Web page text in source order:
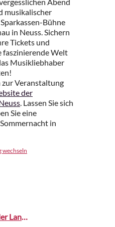
musikalischer
Bühne
in Neuss. Sichern
Tickets und
faszinierende Welt
Musikliebhaber
Veranstaltung
der
. Lassen Sie sich
Sie eine
in
wechseln
Sparkassen-Bühne der Landesgartenschau